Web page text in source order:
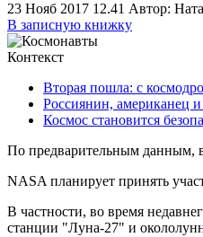
23 Нояб 2017 12.41 Автор:
В записную книжку
Контекст
Вторая пошла: с
Россиянин, американец
Космос становится
По предварительным данным,
NASA планирует принять
В частности, во время
станции "Луна-27" и